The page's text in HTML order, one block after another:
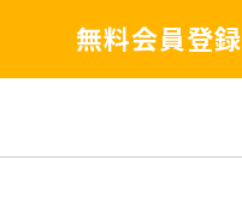
無料会員登録